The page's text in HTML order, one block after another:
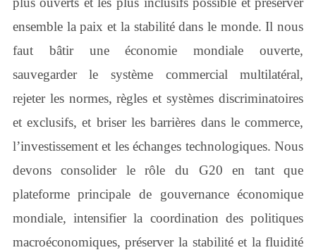
ensemble la paix et la stabilité dans le monde. Il nous
faut bâtir une économie mondiale ouverte,
sauvegarder le système commercial multilatéral,
rejeter les normes, règles et systèmes discriminatoires
et exclusifs, et briser les barrières dans le commerce,
l’investissement et les échanges technologiques. Nous
devons consolider le rôle du G20 en tant que
plateforme principale de gouvernance économique
mondiale, intensifier la coordination des politiques
macroéconomiques, préserver la stabilité et la fluidité